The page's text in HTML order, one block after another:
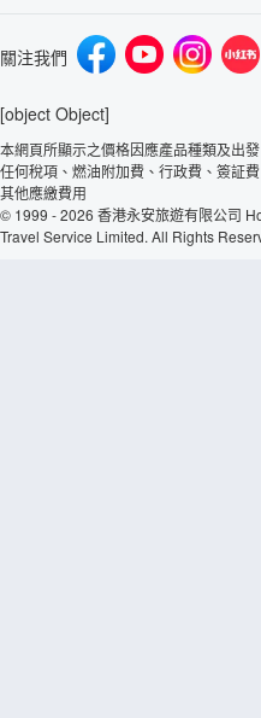
關注我們
[object Object]
本網頁所顯示之價格因應產品種類及出
任何稅項、燃油附加費、行政費、簽証
其他應繳費用
© 1999 - 2026 香港永安旅遊有限公司
Travel Service Limited. All Rights